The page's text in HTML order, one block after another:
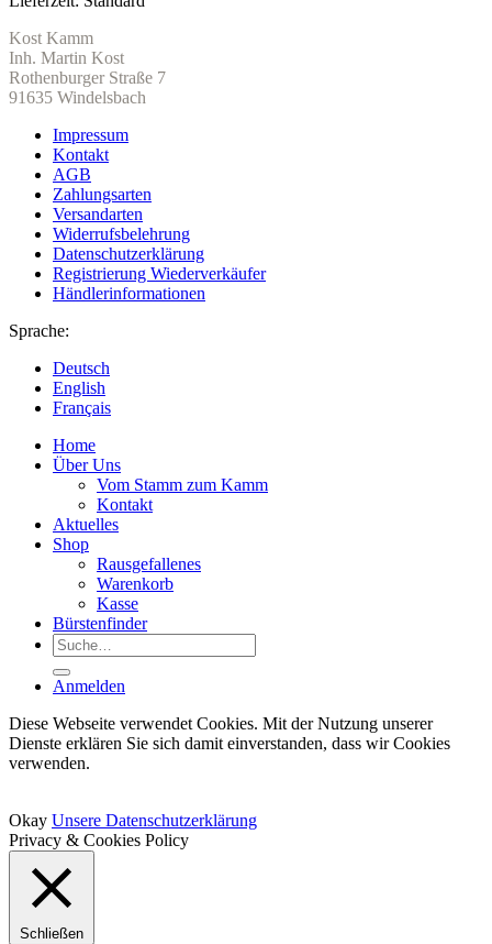
Kost Kamm
Inh. Martin Kost
Rothenburger Straße 7
91635 Windelsbach
Impressum
Kontakt
AGB
Zahlungsarten
Versandarten
Widerrufsbelehrung
Datenschutzerklärung
Registrierung Wiederverkäufer
Händlerinformationen
Sprache:
Deutsch
English
Français
Home
Über Uns
Vom Stamm zum Kamm
Kontakt
Aktuelles
Shop
Rausgefallenes
Warenkorb
Kasse
Bürstenfinder
Suche
nach:
Anmelden
Diese Webseite verwendet Cookies. Mit der Nutzung unserer
Dienste erklären Sie sich damit einverstanden, dass wir Cookies
verwenden.
Okay Unsere Datenschutzerklärung
Privacy & Cookies Policy
Schließen